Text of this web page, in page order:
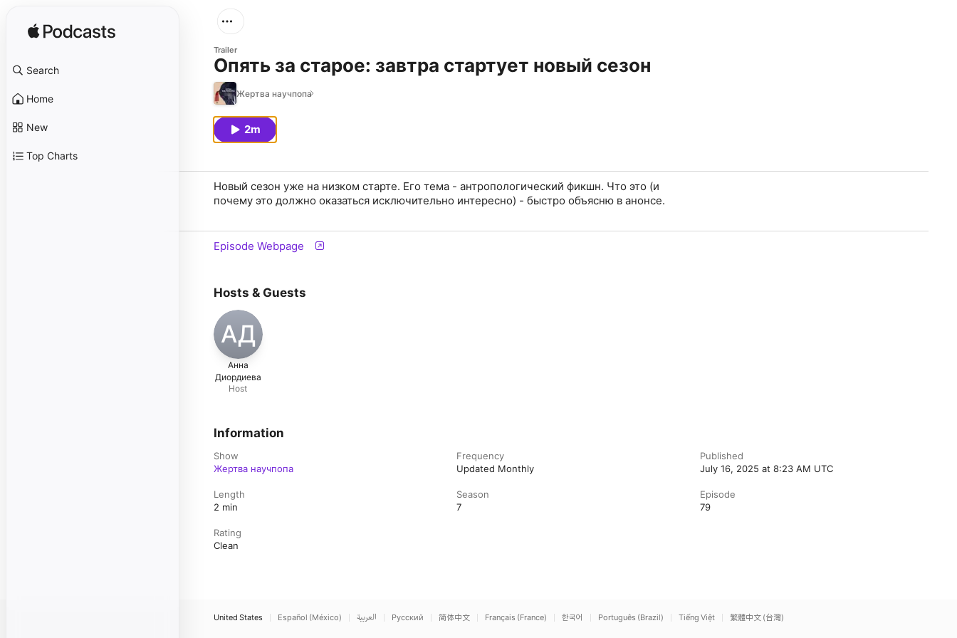
Search
Home
New
Top Charts
Trailer
Опять за старое: завтра стартует новый сезон
Жертва научпопа
2m
Новый сезон уже на низком старте. Его тема - антропологический фикшн. Что это (и
почему это должно оказаться исключительно интересно) - быстро объясню в анонсе.
Episode Webpage
Hosts & Guests
АД
Анна
Диордиева
Host
Information
Show
Жертва научпопа
Frequency
Updated Monthly
Published
July 16, 2025 at 8:23 AM UTC
Length
2 min
Season
7
Episode
79
Rating
Clean
United States Español (México) العربية Русский 简体中文 Français (France) 한국어 Português (Brazil) Tiếng Việt 繁體中文 (台灣)